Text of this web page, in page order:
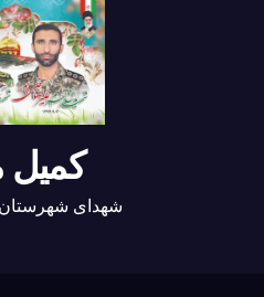
کمیل
شهدای شهرستان